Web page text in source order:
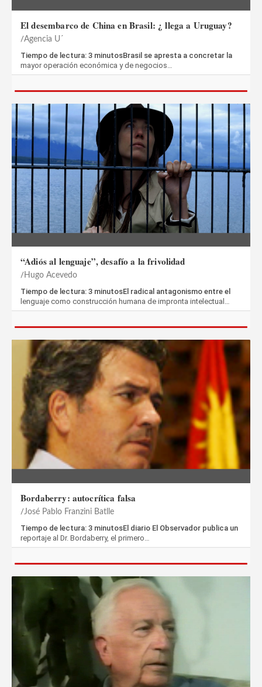
El desembarco de China en Brasil: ¿ llega a Uruguay?
Agencia U´
Tiempo de lectura: 3 minutosBrasil se apresta a concretar la
mayor operación económica y de negocios…
“Adiós al lenguaje”, desafío a la frivolidad
Hugo Acevedo
Tiempo de lectura: 3 minutosEl radical antagonismo entre el
lenguaje como construcción humana de impronta intelectual…
Bordaberry: autocrítica falsa
José Pablo Franzini Batlle
Tiempo de lectura: 3 minutosEl diario El Observador publica un
reportaje al Dr. Bordaberry, el primero…